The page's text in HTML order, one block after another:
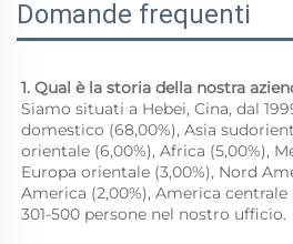
Domande frequenti
1. Qual è la storia della nostra
Siamo situati a Hebei, Cina, dal
domestico (68,00%), Asia
orientale (6,00%), Africa (5,00%),
Europa orientale (3,00%), Nord
America (2,00%), America centrale
301-500 persone nel nostro ufficio.